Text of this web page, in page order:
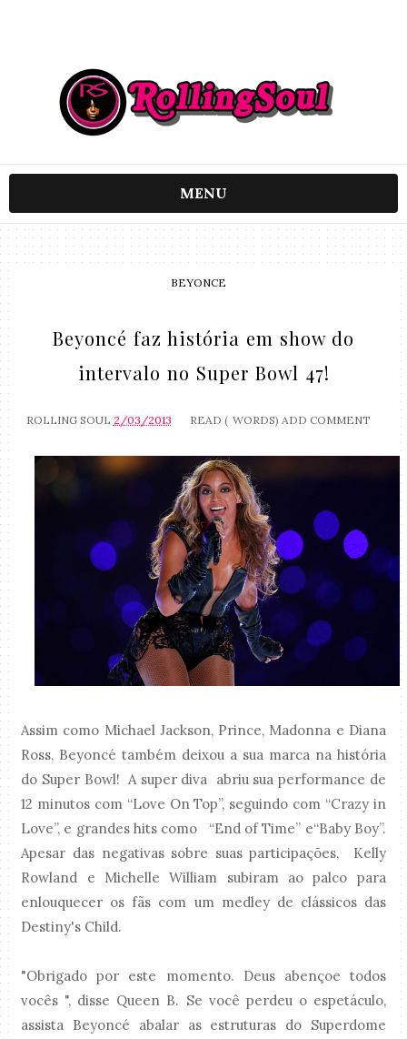
MENU
BEYONCE
Beyoncé faz história em show do
intervalo no Super Bowl 47!
ROLLING SOUL 2/03/2013 READ ( WORDS) ADD COMMENT
Assim como Michael Jackson, Prince, Madonna e Diana
Ross, Beyoncé também deixou a sua marca na história
do Super Bowl! A super diva abriu sua performance de
12 minutos com “Love On Top”, seguindo com “Crazy in
Love”, e grandes hits como “End of Time” e“Baby Boy”.
Apesar das negativas sobre suas participações, Kelly
Rowland e Michelle William subiram ao palco para
enlouquecer os fãs com um medley de clássicos das
Destiny's Child.
"Obrigado por este momento. Deus abençoe todos
vocês ", disse Queen B. Se você perdeu o espetáculo,
assista Beyoncé abalar as estruturas do Superdome